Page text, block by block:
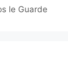
le Guarde